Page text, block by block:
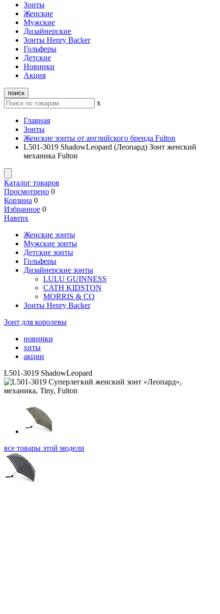
Зонты
Женские
Мужские
Дизайнерские
Зонты Henry Backer
Гольферы
Детские
Новинки
Акция
поиск
x
Главная
Зонты
Женские зонты от английского бренда Fulton
L501-3019 ShadowLeopard (Леопард) Зонт женский
механика Fulton
Каталог товаров
Просмотрено 0
Корзина 0
Избранное 0
Наверх
Женские зонты
Мужские зонты
Детские зонты
Гольферы
Дизайнерские зонты
LULU GUINNESS
CATH KIDSTON
MORRIS & CO
Зонты Henry Backer
Зонт для королевы
новинки
хиты
акции
L501-3019 ShadowLeopard
все товары этой модели